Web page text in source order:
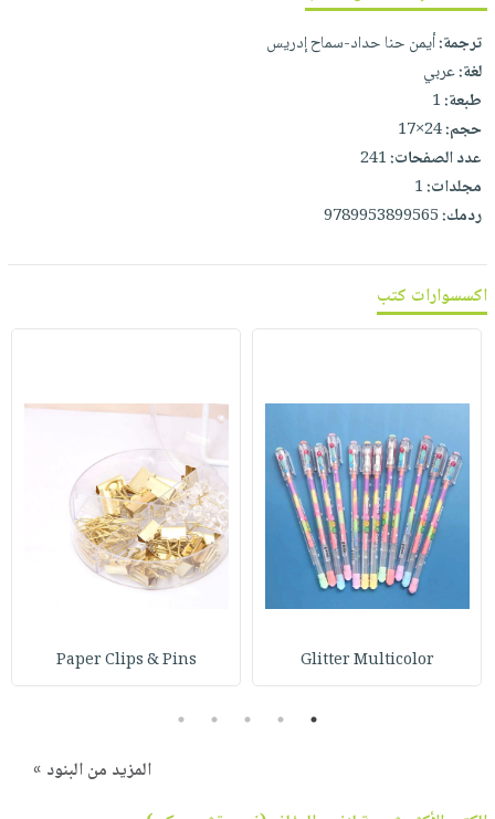
ترجمة:أيمن حنا حداد-سماح إدريس
لغة:عربي
طبعة:1
حجم:24×17
عدد الصفحات:241
مجلدات:1
ردمك:9789953899565
اكسسوارات كتب
Glitter Multicolor
Paper Clips & Pins
1
2
3
4
5
المزيد من البنود »